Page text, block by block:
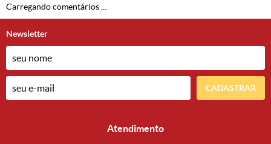
Carregando comentários ...
Newsletter
CADASTRAR
Atendimento